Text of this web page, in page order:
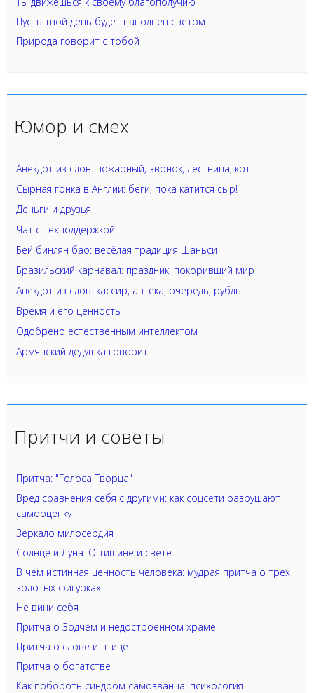
Пусть твой день будет наполнен светом
Природа говорит с тобой
Юмор и смех
Анекдот из слов: пожарный, звонок, лестница, кот
Сырная гонка в Англии: беги, пока катится сыр!
Деньги и друзья
Чат с техподдержкой
Бей бинлян бао: весёлая традиция Шаньси
Бразильский карнавал: праздник, покоривший мир
Анекдот из слов: кассир, аптека, очередь, рубль
Время и его ценность
Одобрено естественным интеллектом
Армянский дедушка говорит
Притчи и советы
Притча: "Голоса Творца"
Вред сравнения себя с другими: как соцсети разрушают
самооценку
Зеркало милосердия
Солнце и Луна: О тишине и свете
В чем истинная ценность человека: мудрая притча о трех
золотых фигурках
Не вини себя
Притча о Зодчем и недостроенном храме
Притча о слове и птице
Притча о богатстве
Как побороть синдром самозванца: психология